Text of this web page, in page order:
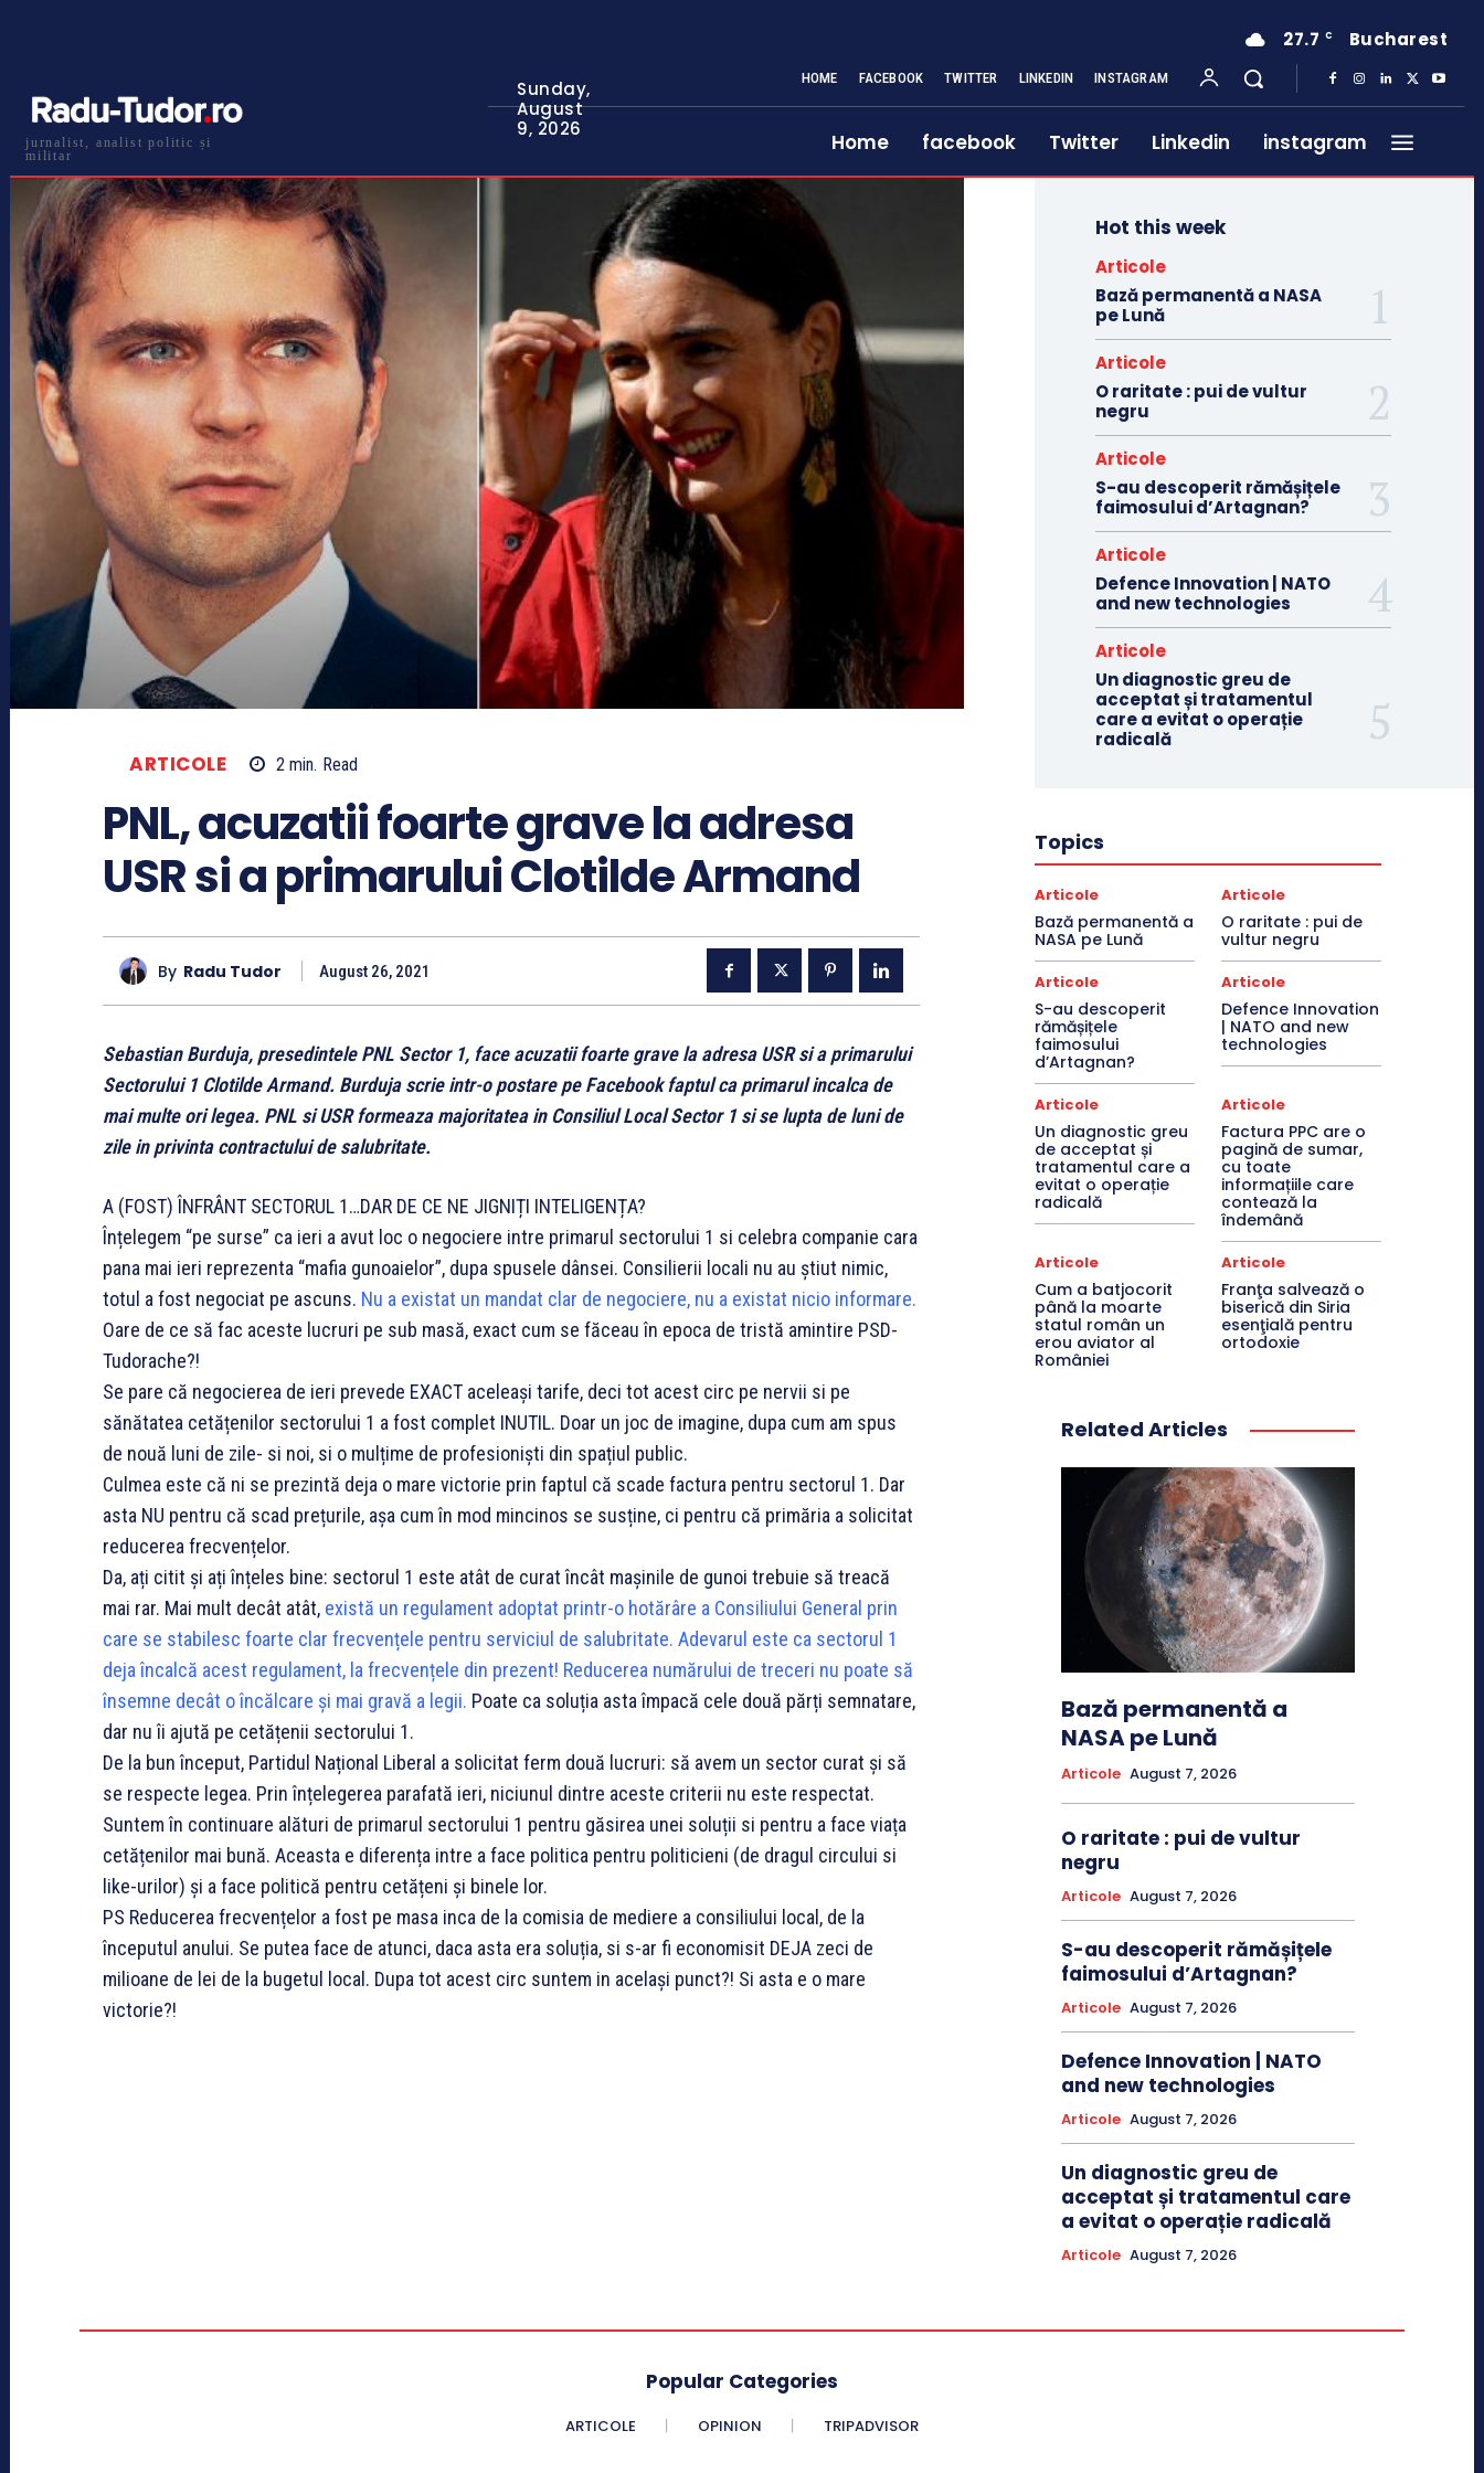
jurnalist, analist politic și
militar
Sunday,
August
9, 2026
27.7 C Bucharest
HOME FACEBOOK TWITTER LINKEDIN INSTAGRAM
Home facebook Twitter Linkedin instagram
ARTICOLE 2 min. Read
PNL, acuzatii foarte grave la adresa
USR si a primarului Clotilde Armand
By Radu Tudor August 26, 2021
Sebastian Burduja, presedintele PNL Sector 1, face acuzatii foarte grave la adresa USR si a primarului
Sectorului 1 Clotilde Armand. Burduja scrie intr-o postare pe Facebook faptul ca primarul incalca de
mai multe ori legea. PNL si USR formeaza majoritatea in Consiliul Local Sector 1 si se lupta de luni de
zile in privinta contractului de salubritate.
A (FOST) ÎNFRÂNT SECTORUL 1…DAR DE CE NE JIGNIȚI INTELIGENȚA?
Înțelegem “pe surse” ca ieri a avut loc o negociere intre primarul sectorului 1 si celebra companie cara
pana mai ieri reprezenta “mafia gunoaielor”, dupa spusele dânsei. Consilierii locali nu au știut nimic,
totul a fost negociat pe ascuns. Nu a existat un mandat clar de negociere, nu a existat nicio informare.
Oare de ce să fac aceste lucruri pe sub masă, exact cum se făceau în epoca de tristă amintire PSD-
Tudorache?!
Se pare că negocierea de ieri prevede EXACT aceleași tarife, deci tot acest circ pe nervii si pe
sănătatea cetățenilor sectorului 1 a fost complet INUTIL. Doar un joc de imagine, dupa cum am spus
de nouă luni de zile- si noi, si o mulțime de profesioniști din spațiul public.
Culmea este că ni se prezintă deja o mare victorie prin faptul că scade factura pentru sectorul 1. Dar
asta NU pentru că scad prețurile, așa cum în mod mincinos se susține, ci pentru că primăria a solicitat
reducerea frecvențelor.
Da, ați citit și ați înțeles bine: sectorul 1 este atât de curat încât mașinile de gunoi trebuie să treacă
mai rar. Mai mult decât atât, există un regulament adoptat printr-o hotărâre a Consiliului General prin
care se stabilesc foarte clar frecvențele pentru serviciul de salubritate. Adevarul este ca sectorul 1
deja încalcă acest regulament, la frecvențele din prezent! Reducerea numărului de treceri nu poate să
însemne decât o încălcare și mai gravă a legii. Poate ca soluția asta împacă cele două părți semnatare,
dar nu îi ajută pe cetățenii sectorului 1.
De la bun început, Partidul Național Liberal a solicitat ferm două lucruri: să avem un sector curat și să
se respecte legea. Prin înțelegerea parafată ieri, niciunul dintre aceste criterii nu este respectat.
Suntem în continuare alături de primarul sectorului 1 pentru găsirea unei soluții si pentru a face viața
cetățenilor mai bună. Aceasta e diferența intre a face politica pentru politicieni (de dragul circului si
like-urilor) și a face politică pentru cetățeni și binele lor.
PS Reducerea frecvențelor a fost pe masa inca de la comisia de mediere a consiliului local, de la
începutul anului. Se putea face de atunci, daca asta era soluția, si s-ar fi economisit DEJA zeci de
milioane de lei de la bugetul local. Dupa tot acest circ suntem in același punct?! Si asta e o mare
victorie?!
Hot this week
Articole
Bază permanentă a NASA
pe Lună
Articole
O raritate : pui de vultur
negru
Articole
S-au descoperit rămășițele
faimosului d’Artagnan?
Articole
Defence Innovation | NATO
and new technologies
Articole
Un diagnostic greu de
acceptat și tratamentul
care a evitat o operație
radicală
Topics
Articole
Bază permanentă a
NASA pe Lună
Articole
O raritate : pui de
vultur negru
Articole
S-au descoperit
rămășițele
faimosului
d’Artagnan?
Articole
Defence Innovation
| NATO and new
technologies
Articole
Un diagnostic greu
de acceptat și
tratamentul care a
evitat o operație
radicală
Articole
Factura PPC are o
pagină de sumar,
cu toate
informațiile care
contează la
îndemână
Articole
Cum a batjocorit
până la moarte
statul român un
erou aviator al
României
Articole
Franţa salvează o
biserică din Siria
esenţială pentru
ortodoxie
Related Articles
Bază permanentă a
NASA pe Lună
Articole August 7, 2026
O raritate : pui de vultur
negru
Articole August 7, 2026
S-au descoperit rămășițele
faimosului d’Artagnan?
Articole August 7, 2026
Defence Innovation | NATO
and new technologies
Articole August 7, 2026
Un diagnostic greu de
acceptat și tratamentul care
a evitat o operație radicală
Articole August 7, 2026
Popular Categories
ARTICOLE OPINION TRIPADVISOR